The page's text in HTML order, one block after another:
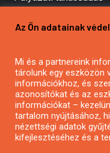
Mezőgazdasági
Pályázatírás civil
Pályázatírás
Pályázatfigyelés
Specifikus
Az Ön adatainak
Mi és a partnereink
tárolunk egy eszközön
információkhoz, és
azonosítókat és az
információkat –
tartalom nyújtásához,
nézettségi adatok
kifejlesztéséhez és a